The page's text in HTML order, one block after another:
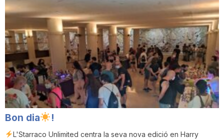
d
e
T
a
Bon dia !
L'Starraco Unlimited centra la seva nova edició en Harry